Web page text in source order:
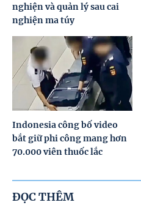
nghiện và quản lý sau cai
nghiện ma túy
Indonesia công bố video
bắt giữ phi công mang hơn
70.000 viên thuốc lắc
ĐỌC THÊM